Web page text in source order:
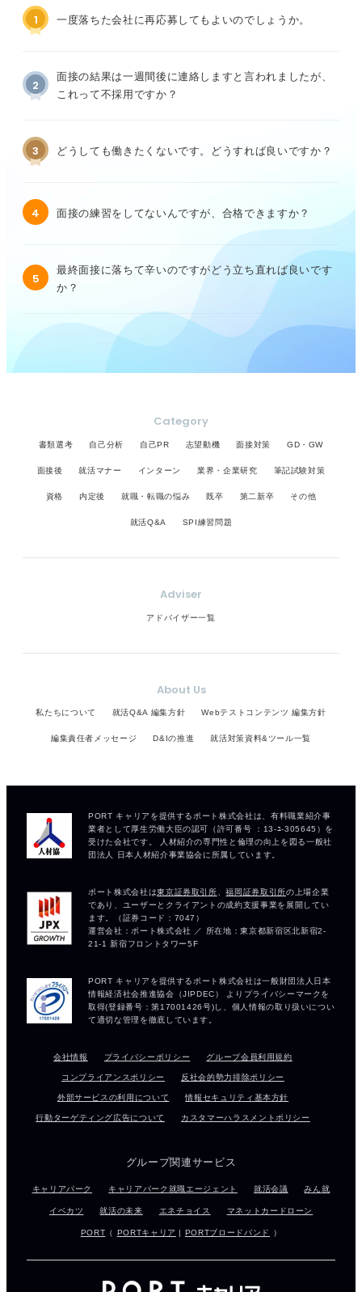
1 一度落ちた会社に再応募してもよいのでしょうか。
2
面接の結果は一週間後に連絡しますと言われましたが、
これって不採用ですか？
3 どうしても働きたくないです。どうすれば良いですか？
4 面接の練習をしてないんですが、合格できますか？
5
最終面接に落ちて辛いのですがどう立ち直れば良いです
か？
Category
書類選考 自己分析 自己PR 志望動機 面接対策 GD・GW
面接後 就活マナー インターン 業界・企業研究 筆記試験対策
資格 内定後 就職・転職の悩み 既卒 第二新卒 その他
就活Q&A SPI練習問題
Adviser
アドバイザー一覧
About Us
私たちについて 就活Q&A 編集方針 Webテストコンテンツ 編集方針
編集責任者メッセージ D&Iの推進 就活対策資料&ツール一覧
会社情報 プライバシーポリシー グループ会員利用規約
コンプライアンスポリシー 反社会的勢力排除ポリシー
外部サービスの利用について 情報セキュリティ基本方針
行動ターゲティング広告について カスタマーハラスメントポリシー